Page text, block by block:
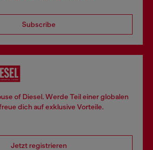
Subscribe
of Diesel. Werde Teil einer globalen
dich auf exklusive Vorteile.
Jetzt registrieren